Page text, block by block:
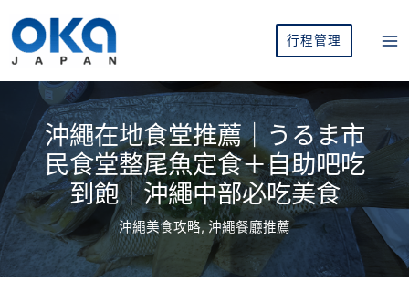
至
行程管理
沖繩在地食堂推薦｜うるま市
民食堂整尾魚定食＋自助吧吃
到飽｜沖繩中部必吃美食
沖繩美食攻略,沖繩餐廳推薦